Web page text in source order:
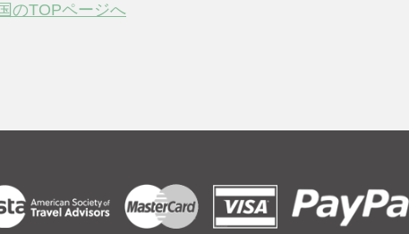
のTOPページへ